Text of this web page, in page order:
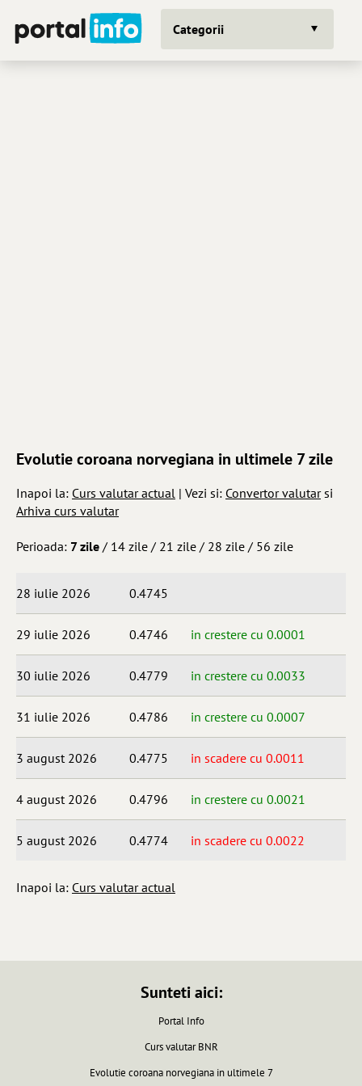
Categorii
Evolutie coroana norvegiana in ultimele 7 zile
Inapoi la: Curs valutar actual | Vezi si: Convertor valutarsi
Arhiva curs valutar
Perioada: 7 zile / 14 zile / 21 zile / 28 zile / 56 zile
28 iulie 2026 0.4745
29 iulie 2026 0.4746 in crestere cu 0.0001
30 iulie 2026 0.4779 in crestere cu 0.0033
31 iulie 2026 0.4786 in crestere cu 0.0007
3 august 2026 0.4775 in scadere cu 0.0011
4 august 2026 0.4796 in crestere cu 0.0021
5 august 2026 0.4774 in scadere cu 0.0022
Inapoi la: Curs valutar actual
Sunteti aici:
Portal Info
Curs valutar BNR
Evolutie coroana norvegiana in ultimele 7